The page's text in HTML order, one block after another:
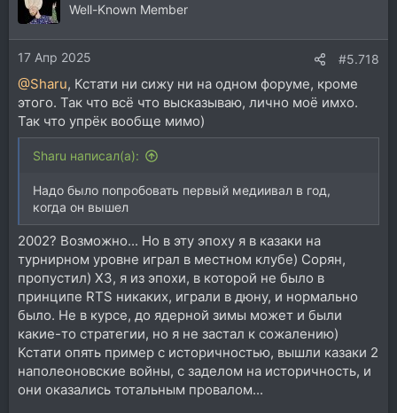
Well-Known Member
17 Апр 2025 #5.718
@Sharu, Кстати ни сижу ни на одном форуме, кроме
этого. Так что всё что высказываю, лично моё имхо.
Так что упрёк вообще мимо)
Sharu написал(а):
Надо было попробовать первый медиивал в год,
когда он вышел
2002? Возможно... Но в эту эпоху я в казаки на
турнирном уровне играл в местном клубе) Сорян,
пропустил) ХЗ, я из эпохи, в которой не было в
принципе RTS никаких, играли в дюну, и нормально
было. Не в курсе, до ядерной зимы может и были
какие-то стратегии, но я не застал к сожалению)
Кстати опять пример с историчностью, вышли казаки 2
наполеоновские войны, с заделом на историчность, и
они оказались тотальным провалом...